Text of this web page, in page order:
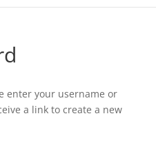
enter your username or
a link to create a new